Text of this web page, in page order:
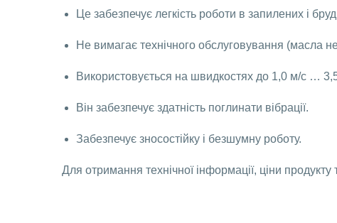
Це забезпечує легкість роботи в запилених і
Не вимагає технічного обслуговування (масла
Використовується на швидкостях до 1,0 м/с …
Він забезпечує здатність поглинати вібрації.
Забезпечує зносостійку і безшумну роботу.
Для отримання технічної інформації, ціни